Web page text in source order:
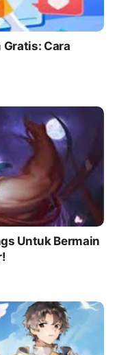
Gratis: Cara
Untuk Bermain